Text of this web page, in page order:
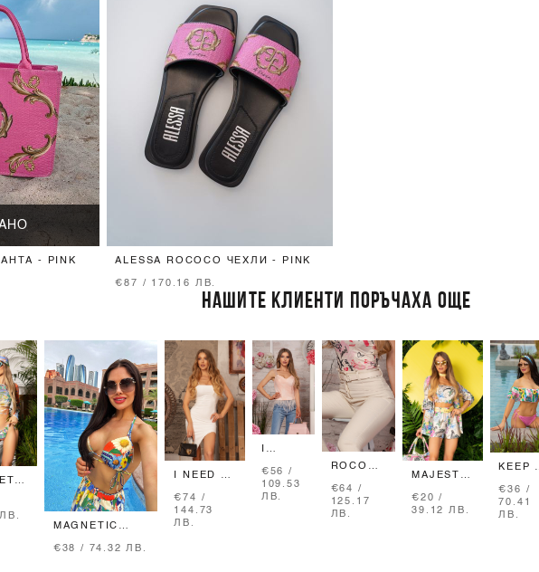
- PINK ALESSA ROCOCO ЧЕХЛИ - PINK
€87 / 170.16 ЛВ.
НАШИТЕ КЛИЕНТИ ПОРЪЧАХА ОЩЕ
С
MAGNETIC
ТОП
€38 / 74.32 ЛВ.
I NEED A
BODYCON
РОКЛЯ -
ЕКРЮ
€74 /
144.73
ЛВ.
THE
LOVE
ТОП С
€56 /
109.53
ЛВ.
ROCOCO
ЕКРЮ
КОЛАН -
ТЕСЕН С
€64 /
125.17
ЛВ.
MAJESTIC
КОЛАН -
YELLOW
€20 /
39.12 ЛВ.
KEEP
-
€36 /
70.41
ЛВ.